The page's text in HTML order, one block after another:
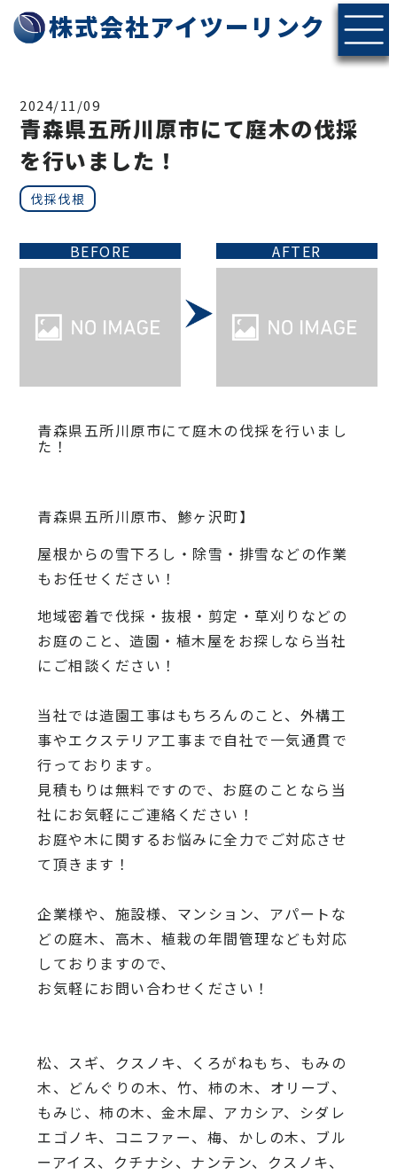
株式会社アイツーリンク
2024/11/09
青森県五所川原市にて庭木の伐採
を行いました！
伐採伐根
BEFORE AFTER
青森県五所川原市にて庭木の伐採を行いまし
た！
青森県五所川原市、鯵ヶ沢町】
屋根からの雪下ろし・除雪・排雪などの作業
もお任せください！
地域密着で伐採・抜根・剪定・草刈りなどの
お庭のこと、造園・ 植木屋をお探しなら当社
にご相談ください！
当社では造園工事はもちろんのこと、 外構工
事やエクステリア工事まで自社で一気通貫で
行っております。
見積もりは無料ですので、 お庭のことなら当
社にお気軽にご連絡ください！
お庭や木に関するお悩みに全力でご対応させ
て頂きます！
企業様や、施設様、マンション、アパートな
どの庭木、高木、植栽の年間管理なども対応
しておりますので、
お気軽にお問い合わせください！
松、スギ、クスノキ、くろがねもち、もみの
木、どんぐりの木、 竹、柿の木、オリーブ、
もみじ、柿の木、金木犀、アカシア、 シダレ
エゴノキ、コニファー、梅、かしの木、ブル
ーアイス、 クチナシ、ナンテン、クスノキ、